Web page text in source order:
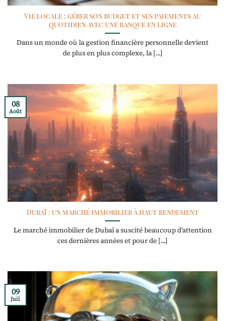
Vie locale : gérer son budget et ses paiements au
quotidien avec une banque en ligne
Dans un monde où la gestion financière personnelle devient
de plus en plus complexe, la [...]
Dubaï : un marché immobilier à haut rendement
Le marché immobilier de Dubaï a suscité beaucoup d’attention
ces dernières années et pour de [...]
08
Août
09
Juil